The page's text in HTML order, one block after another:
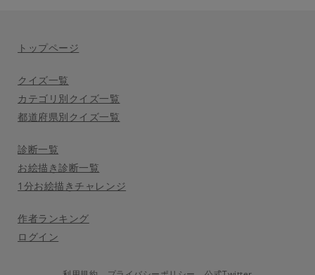
トップページ
クイズ一覧
カテゴリ別クイズ一覧
都道府県別クイズ一覧
診断一覧
お絵描き診断一覧
1分お絵描きチャレンジ
作者ランキング
ログイン